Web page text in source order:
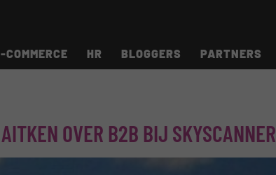
COMMERCE HR BLOGGERS PARTNERS
OVER B2B BIJ SKYSCANNER